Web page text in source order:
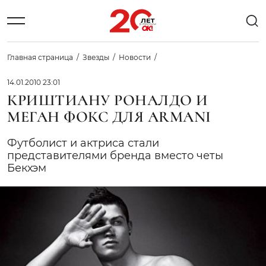
Главная страница Звезды Новости
14.01.2010 23:01
КРИШТИАНУ РОНАЛДО И
МЕГАН ФОКС ДЛЯ ARMANI
Футболист и актриса стали
представителями бренда вместо четы
Бекхэм